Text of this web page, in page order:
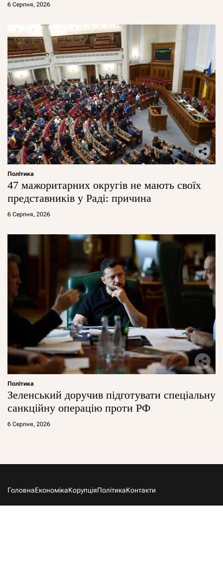
6 Серпня, 2026
Політика
47 мажоритарних округів не мають своїх
представників у Раді: причина
6 Серпня, 2026
Політика
Зеленський доручив підготувати спеціальну
санкційну операцію проти РФ
6 Серпня, 2026
ГоловнаЕкономікаКорупціяПолітикаКонтакти